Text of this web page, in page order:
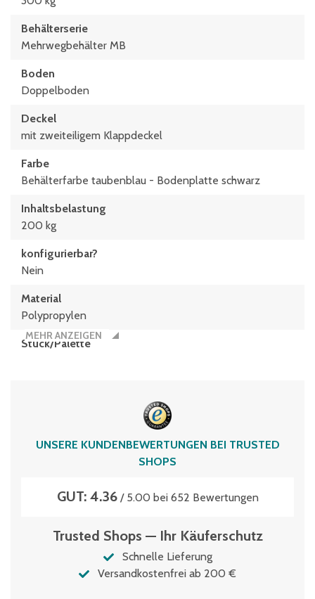
Behälterserie
Mehrwegbehälter MB
Boden
Doppelboden
Deckel
mit zweiteiligem Klappdeckel
Farbe
Behälterfarbe taubenblau - Bodenplatte schwarz
Inhaltsbelastung
200 kg
konfigurierbar?
Nein
Material
Polypropylen
Stück/Palette
147 Liter
MEHR ANZEIGEN
UNSERE KUNDENBEWERTUNGEN BEI TRUSTED
SHOPS
GUT: 4.36/ 5.00 bei 652 Bewertungen
Trusted Shops — Ihr Käuferschutz
Schnelle Lieferung
Versandkostenfrei ab 200 €